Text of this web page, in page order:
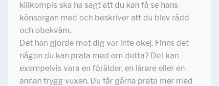
killkompis ska ha sagt att du kan få se hans
könsorgan med och beskriver att du blev rädd
och obekväm.
Det han gjorde mot dig var inte okej. Finns det
någon du kan prata med om detta? Det kan
exempelvis vara en förälder, en lärare eller en
annan trygg vuxen. Du får gärna prata mer med